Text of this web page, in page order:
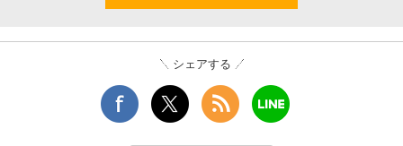
シェアする